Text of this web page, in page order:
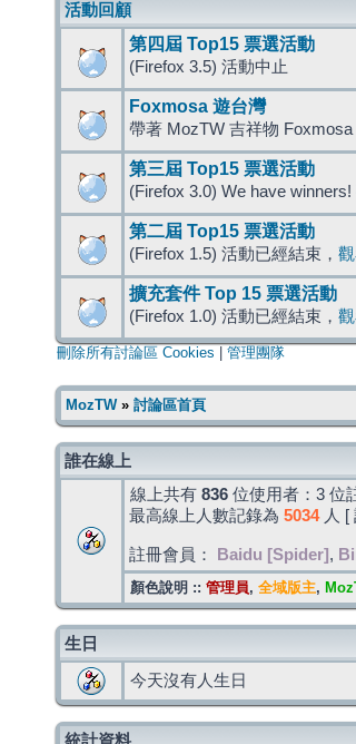
活動回顧
第四屆 Top15 票選活動
(Firefox 3.5) 活動中止
Foxmosa 遊台灣
帶著 MozTW 吉祥物 Foxmosa
第三屆 Top15 票選活動
(Firefox 3.0) We have winners!
第二屆 Top15 票選活動
(Firefox 1.5) 活動已經結束，
擴充套件 Top 15 票選活動
(Firefox 1.0) 活動已經結束，
刪除所有討論區 Cookies 管理團隊
MozTW» 討論區首頁
誰在線上
線上共有 836 位使用者：3 位
最高線上人數記錄為 5034人 [
註冊會員： Baidu [Spider] ,
顏色說明 :: 管理員, 全域版主,
生日
今天沒有人生日